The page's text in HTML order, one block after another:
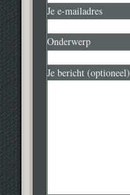
Je e-mailadres
Onderwerp
Je bericht (optioneel)